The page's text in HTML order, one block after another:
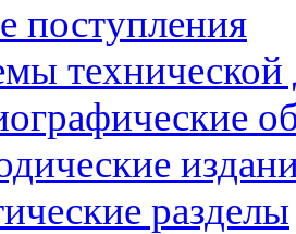
поступления
разделы